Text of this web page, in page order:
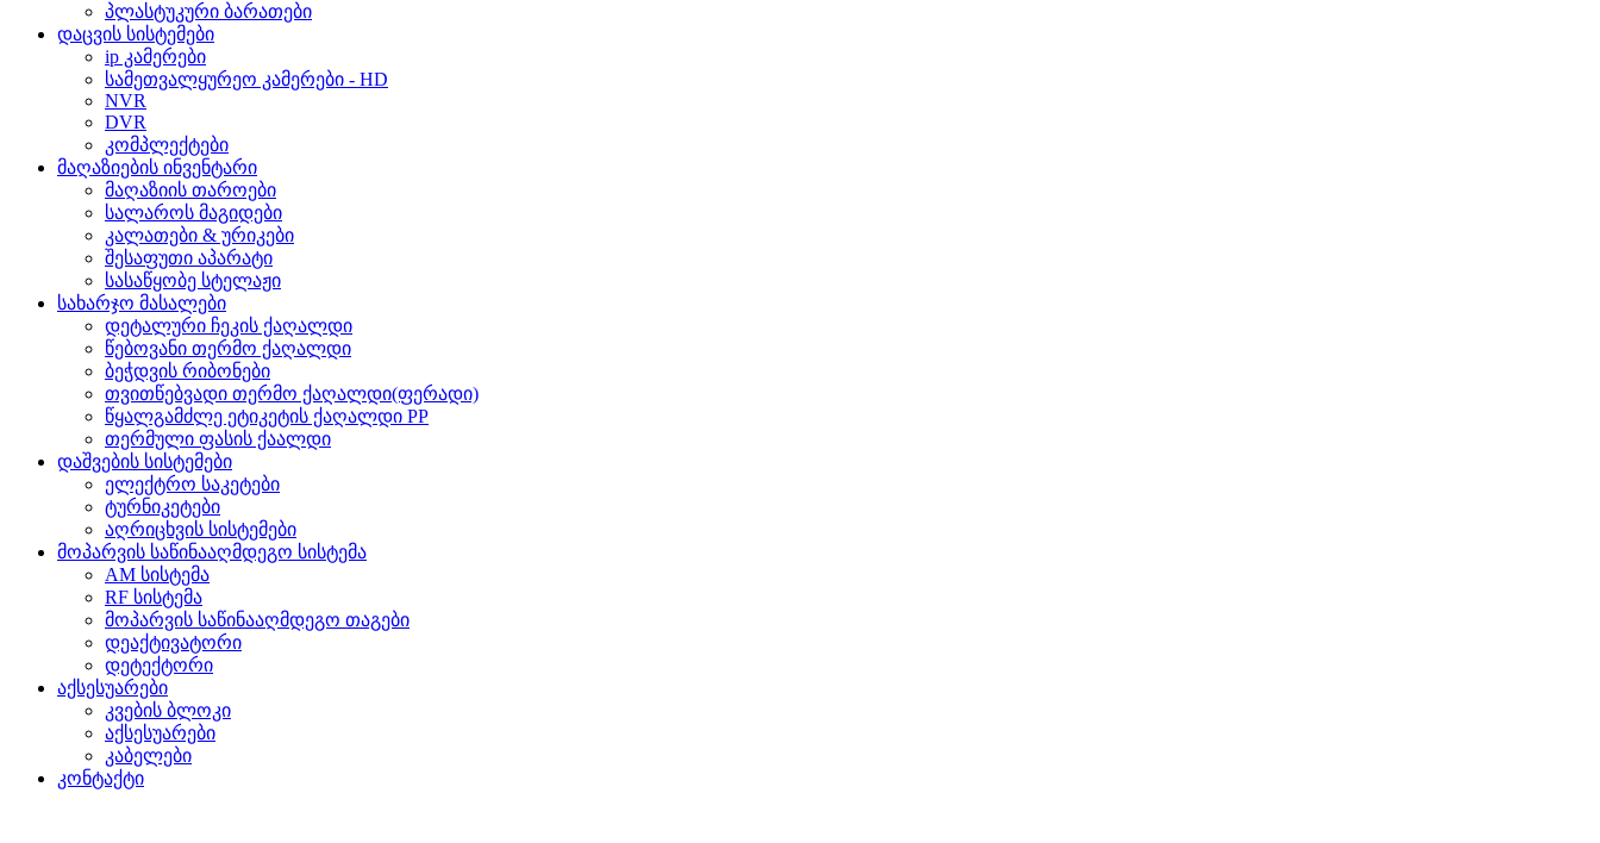
პლასტუკური ბარათები
დაცვის სისტემები
ip კამერები
სამეთვალყურეო კამერები - HD
NVR
DVR
კომპლექტები
მაღაზიების ინვენტარი
მაღაზიის თაროები
სალაროს მაგიდები
კალათები & ურიკები
შესაფუთი აპარატი
სასაწყობე სტელაჟი
სახარჯო მასალები
დეტალური ჩეკის ქაღალდი
წებოვანი თერმო ქაღალდი
ბეჭდვის რიბონები
თვითწებვადი თერმო ქაღალდი(ფერადი)
წყალგამძლე ეტიკეტის ქაღალდი PP
თერმული ფასის ქაალდი
დაშვების სისტემები
ელექტრო საკეტები
ტურნიკეტები
აღრიცხვის სისტემები
მოპარვის საწინააღმდეგო სისტემა
AM სისტემა
RF სისტემა
მოპარვის საწინააღმდეგო თაგები
დეაქტივატორი
დეტექტორი
აქსესუარები
კვების ბლოკი
აქსესუარები
კაბელები
კონტაქტი